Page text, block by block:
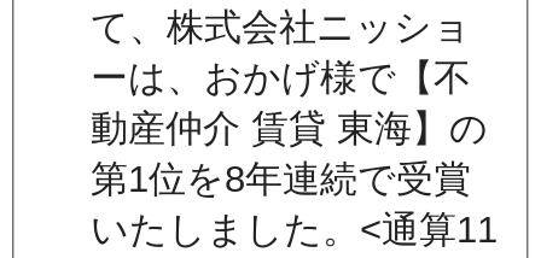
て、株式会社ニッショ
ーは、おかげ様で【不
動産仲介 賃貸 東海】の
第1位を8年連続で受賞
いたしました。<通算11